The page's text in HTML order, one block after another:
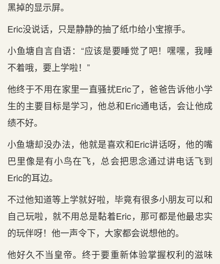
黑掉的显示屏。
Eric没说话，只是静静的抽了纸巾给小宝擦手。
小鱼塘自言自语：“应该是要睡觉了吧！嘿嘿，我睡
不着哦，要上学啦！”
他终于不用在家里一直骚扰Eric了，爸爸告诉他小学
生的主要目标是学习，他总和Eric通电话，会让他成
绩不好。
小鱼塘却没办法，他就是喜欢和Eric讲话呀，他的嘴
巴里像是有小鸟在飞，总会把思念通过讲电话飞到
Eric的耳边。
不过他知道等上学就好啦，毕竟有很多小朋友可以和
自己玩啦，就不用总是黏着Eric，那可都是他最忠实
的玩伴呀！他一声令下，大家都会说想他的。
他好久不当皇帝。终于要重新体验掌握权利的滋味